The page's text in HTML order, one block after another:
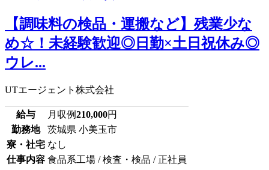
【調味料の検品・運搬など】残業少な
め☆！未経験歓迎◎日勤×土日祝休み◎
ウレ...
UTエージェント株式会社
給与 月収例210,000円
勤務地
茨城県 小美玉市
寮・社宅 なし
仕事内容 食品系工場 / 検査・検品 / 正社員